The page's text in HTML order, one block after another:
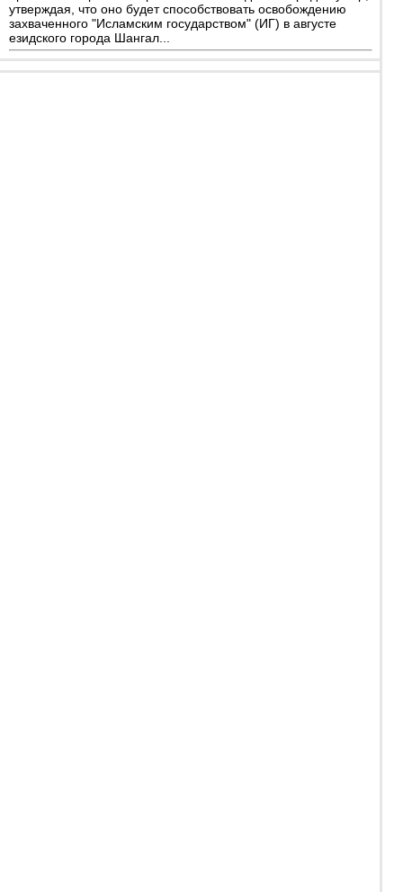
утверждая, что оно будет способствовать освобождению
захваченного "Исламским государством" (ИГ) в августе
езидского города Шангал...